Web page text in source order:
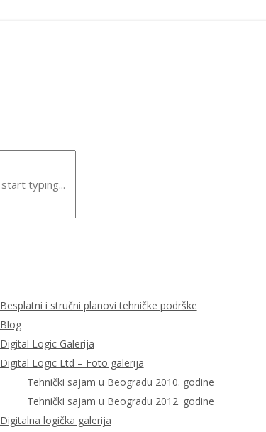
Besplatni i stručni planovi tehničke podrške
Blog
Digital Logic Galerija
Digital Logic Ltd – Foto galerija
Tehnički sajam u Beogradu 2010. godine
Tehnički sajam u Beogradu 2012. godine
Digitalna logička galerija